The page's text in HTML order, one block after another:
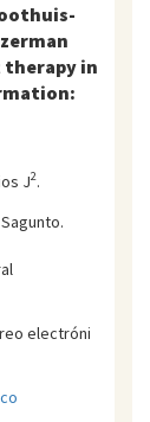
therapy in
J2.
electróni